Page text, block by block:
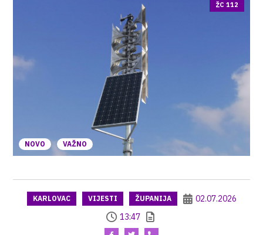
NOVO VAŽNO
ŽC 112
KARLOVAC VIJESTI ŽUPANIJA
02.07.2026
13:47